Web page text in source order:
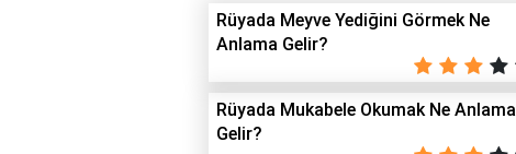
Rüyada Meyve Yediğini Görmek Ne
Anlama Gelir?
Rüyada Mukabele Okumak Ne Anlama
Gelir?